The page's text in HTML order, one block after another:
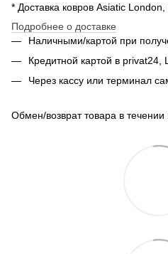
* Доставка ковров Asiatic
Подробнее о доставке
Наличными/картой при
Кредитной картой в privat24,
Через кассу или терминал
Обмен/возврат товара в течении